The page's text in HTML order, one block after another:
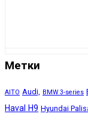
Метки
AITO Audi, BMW 3-series
Haval H9 Hyundai